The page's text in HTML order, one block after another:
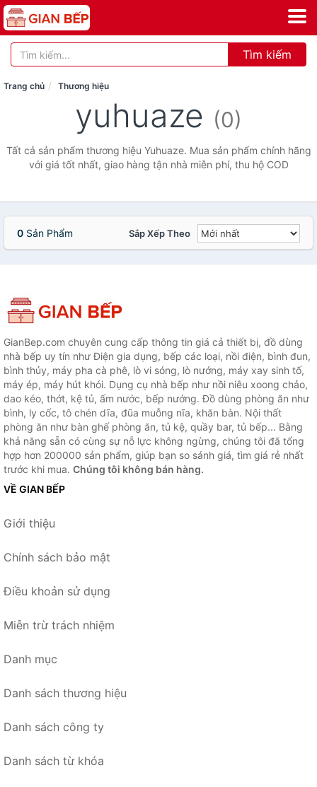
Tìm kiếm
Trang chủ Thương hiệu
yuhuaze (0)
Tất cả sản phẩm thương hiệu Yuhuaze. Mua sản phẩm chính hãng
với giá tốt nhất, giao hàng tận nhà miễn phí, thu hộ COD
0 Sản Phẩm Sắp Xếp Theo
GianBep.com chuyên cung cấp thông tin giá cả thiết bị, đồ dùng
nhà bếp uy tín như Điện gia dụng, bếp các loại, nồi điện, bình đun,
bình thủy, máy pha cà phê, lò vi sóng, lò nướng, máy xay sinh tố,
máy ép, máy hút khói. Dụng cụ nhà bếp như nồi niêu xoong chảo,
dao kéo, thớt, kệ tủ, ấm nước, bếp nướng. Đồ dùng phòng ăn như
bình, ly cốc, tô chén dĩa, đũa muỗng nĩa, khăn bàn. Nội thất
phòng ăn như bàn ghế phòng ăn, tủ kệ, quầy bar, tủ bếp... Bằng
khả năng sẵn có cùng sự nỗ lực không ngừng, chúng tôi đã tổng
hợp hơn 200000 sản phẩm, giúp bạn so sánh giá, tìm giá rẻ nhất
trước khi mua. Chúng tôi không bán hàng.
VỀ GIAN BẾP
Giới thiệu
Chính sách bảo mật
Điều khoản sử dụng
Miễn trừ trách nhiệm
Danh mục
Danh sách thương hiệu
Danh sách công ty
Danh sách từ khóa